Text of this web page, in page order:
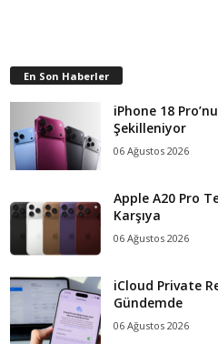
En Son Haberler
iPhone 18
Şekilleniyor
06 Ağustos 2026
Apple A20 Pro
Karşıya
06 Ağustos 2026
iCloud Private
Gündemde
06 Ağustos 2026